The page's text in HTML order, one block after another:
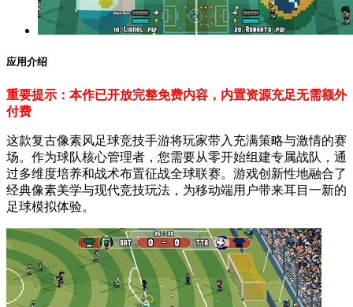
应用介绍
重要提示：本作已开放完整免费内容，内置资源充足无需额外
付费
这款复古像素风足球竞技手游将玩家带入充满策略与激情的赛
场。作为球队核心管理者，您需要从零开始组建专属战队，通
过多维度培养和战术布置征战全球联赛。游戏创新性地融合了
经典像素美学与现代竞技玩法，为移动端用户带来耳目一新的
足球模拟体验。